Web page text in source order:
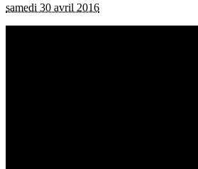
samedi 30 avril 2016